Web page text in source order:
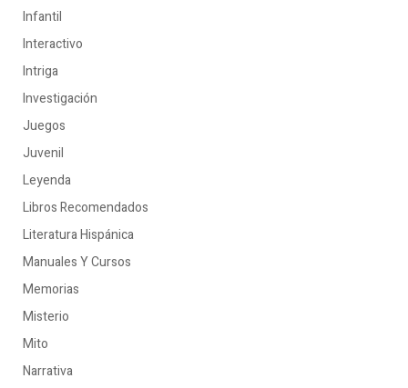
Infantil
Interactivo
Intriga
Investigación
Juegos
Juvenil
Leyenda
Libros Recomendados
Literatura Hispánica
Manuales Y Cursos
Memorias
Misterio
Mito
Narrativa